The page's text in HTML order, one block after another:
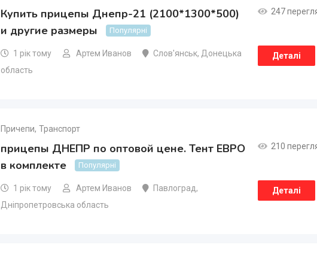
Купить прицепы Днепр-21 (2100*1300*500)
и другие размеры
Популярні
1 рік тому Артем Иванов Слов'янськ, Донецька
область
247
Деталі
Причепи, Транспорт
прицепы ДНЕПР по оптовой цене. Тент ЕВРО
в комплекте
Популярні
1 рік тому Артем Иванов Павлоград,
Дніпропетровська область
210
Деталі